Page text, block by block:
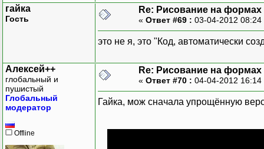
гайка
Гость
Re: Рисование на формах
« Ответ #69 : 03-04-2012
это не я, это "Код, автоматически
Алексей++
глобальный и
пушистый
Глобальный
модератор
Offline
Re: Рисование на формах
« Ответ #70 : 04-04-2012
Гайка, мож сначала упрощённую